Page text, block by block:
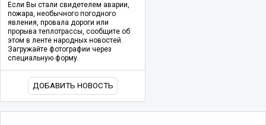
Если Вы стали свидетелем аварии,
пожара, необычного погодного
явления, провала дороги или
прорыва теплотрассы, сообщите об
этом в ленте народных новостей.
Загружайте фотографии через
специальную форму.
ДОБАВИТЬ НОВОСТЬ